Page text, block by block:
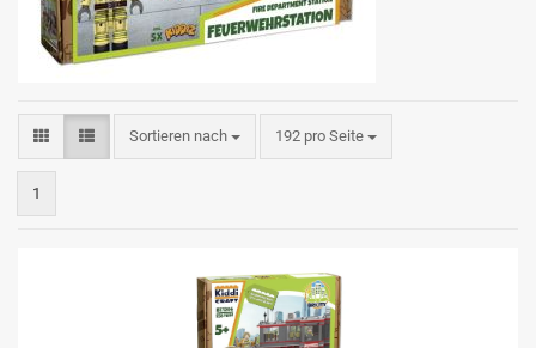
Sortieren nach
Sortieren nach 192 pro Seite
pro Seite
1